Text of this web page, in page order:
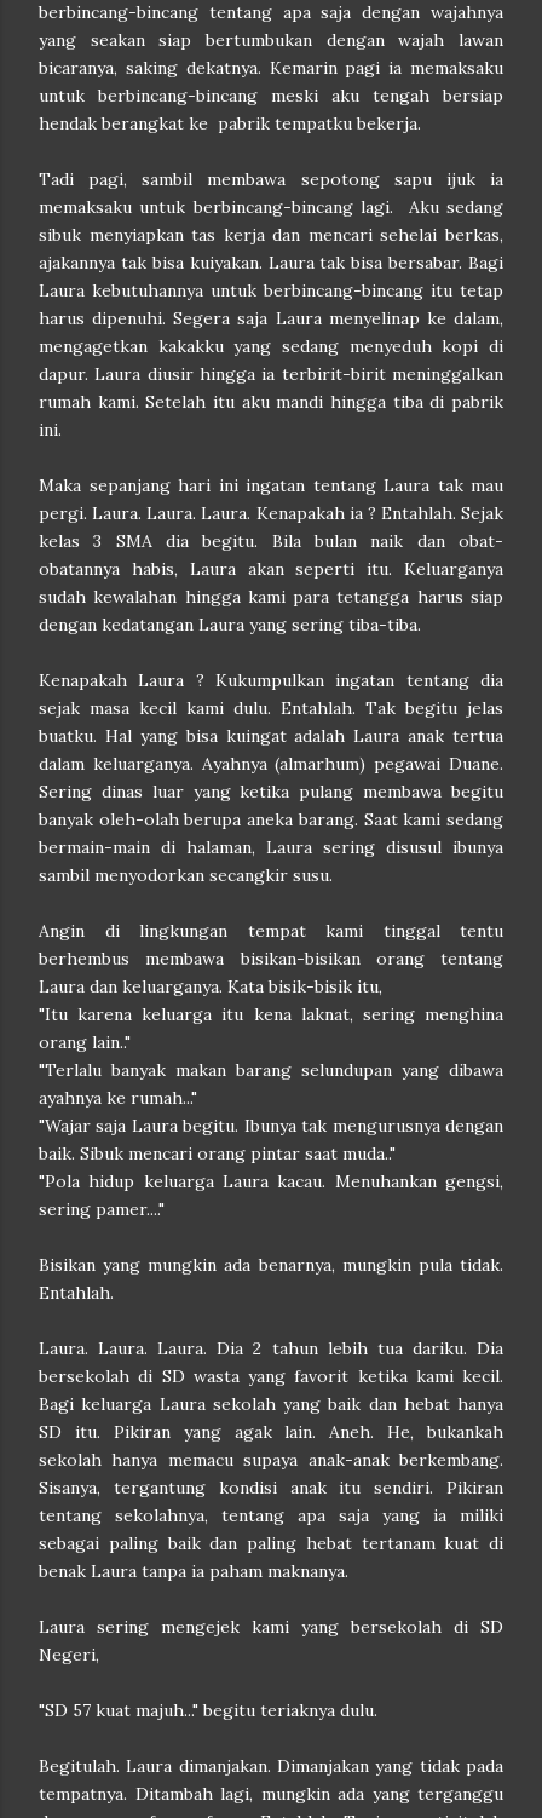
berbincang-bincang tentang apa saja dengan wajahnya
yang seakan siap bertumbukan dengan wajah lawan
bicaranya, saking dekatnya. Kemarin pagi ia memaksaku
untuk berbincang-bincang meski aku tengah bersiap
hendak berangkat ke pabrik tempatku bekerja.
Tadi pagi, sambil membawa sepotong sapu ijuk ia
memaksaku untuk berbincang-bincang lagi. Aku sedang
sibuk menyiapkan tas kerja dan mencari sehelai berkas,
ajakannya tak bisa kuiyakan. Laura tak bisa bersabar. Bagi
Laura kebutuhannya untuk berbincang-bincang itu tetap
harus dipenuhi. Segera saja Laura menyelinap ke dalam,
mengagetkan kakakku yang sedang menyeduh kopi di
dapur. Laura diusir hingga ia terbirit-birit meninggalkan
rumah kami. Setelah itu aku mandi hingga tiba di pabrik
ini.
Maka sepanjang hari ini ingatan tentang Laura tak mau
pergi. Laura. Laura. Laura. Kenapakah ia ? Entahlah. Sejak
kelas 3 SMA dia begitu. Bila bulan naik dan obat-
obatannya habis, Laura akan seperti itu. Keluarganya
sudah kewalahan hingga kami para tetangga harus siap
dengan kedatangan Laura yang sering tiba-tiba.
Kenapakah Laura ? Kukumpulkan ingatan tentang dia
sejak masa kecil kami dulu. Entahlah. Tak begitu jelas
buatku. Hal yang bisa kuingat adalah Laura anak tertua
dalam keluarganya. Ayahnya (almarhum) pegawai Duane.
Sering dinas luar yang ketika pulang membawa begitu
banyak oleh-olah berupa aneka barang. Saat kami sedang
bermain-main di halaman, Laura sering disusul ibunya
sambil menyodorkan secangkir susu.
Angin di lingkungan tempat kami tinggal tentu
berhembus membawa bisikan-bisikan orang tentang
Laura dan keluarganya. Kata bisik-bisik itu,
"Itu karena keluarga itu kena laknat, sering menghina
orang lain.."
"Terlalu banyak makan barang selundupan yang dibawa
ayahnya ke rumah..."
"Wajar saja Laura begitu. Ibunya tak mengurusnya dengan
baik. Sibuk mencari orang pintar saat muda.."
"Pola hidup keluarga Laura kacau. Menuhankan gengsi,
sering pamer...."
Bisikan yang mungkin ada benarnya, mungkin pula tidak.
Entahlah.
Laura. Laura. Laura. Dia 2 tahun lebih tua dariku. Dia
bersekolah di SD wasta yang favorit ketika kami kecil.
Bagi keluarga Laura sekolah yang baik dan hebat hanya
SD itu. Pikiran yang agak lain. Aneh. He, bukankah
sekolah hanya memacu supaya anak-anak berkembang.
Sisanya, tergantung kondisi anak itu sendiri. Pikiran
tentang sekolahnya, tentang apa saja yang ia miliki
sebagai paling baik dan paling hebat tertanam kuat di
benak Laura tanpa ia paham maknanya.
Laura sering mengejek kami yang bersekolah di SD
Negeri,
"SD 57 kuat majuh..." begitu teriaknya dulu.
Begitulah. Laura dimanjakan. Dimanjakan yang tidak pada
tempatnya. Ditambah lagi, mungkin ada yang terganggu